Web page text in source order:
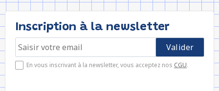
Inscription à la newsletter
En vous inscrivant à la newsletter, vous acceptez nos CGU.